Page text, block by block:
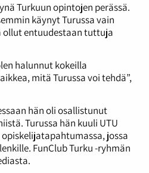
Turkuun opintojen perässä.
käynyt Turussa vain
ollut entuudestaan tuttuja
halunnut kokeilla
mitä Turussa voi tehdä”,
hän oli osallistunut
Turussa hän kuuli UTU
jossa
FunClub Turku -ryhmän